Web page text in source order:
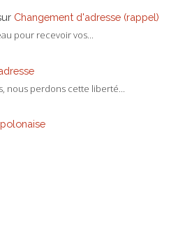
Changement d'adresse (rappel)
pour recevoir vos...
nous perdons cette liberté...